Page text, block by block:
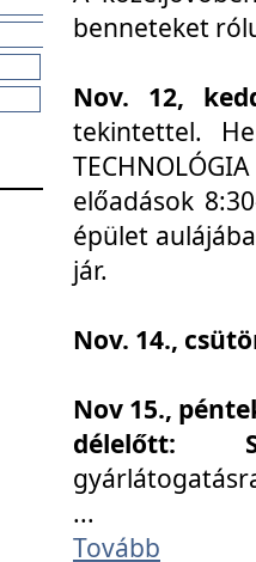
benneteket
Nov. 12,
tekintettel.
előadások
épület
jár.
Nov. 14.,
Nov 15.,
délelőtt:
...
Tovább